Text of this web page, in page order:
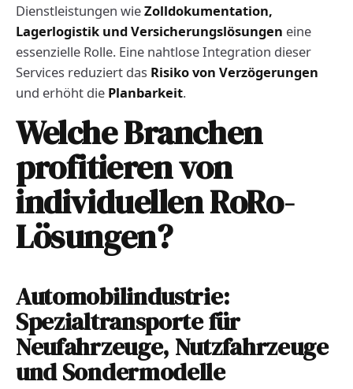
Dienstleistungen wieZolldokumentation,
Lagerlogistik und Versicherungslösungen eine
essenzielle Rolle. Eine nahtlose Integration dieser
Services reduziert das Risiko von Verzögerungen
und erhöht die Planbarkeit.
Welche Branchen
profitieren von
individuellen RoRo-
Lösungen?
Automobilindustrie:
Spezialtransporte für
Neufahrzeuge, Nutzfahrzeuge
und Sondermodelle